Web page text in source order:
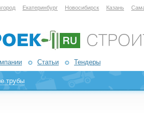
Екатеринбург Новосибирск Казань
Статьи Тендеры
трубы